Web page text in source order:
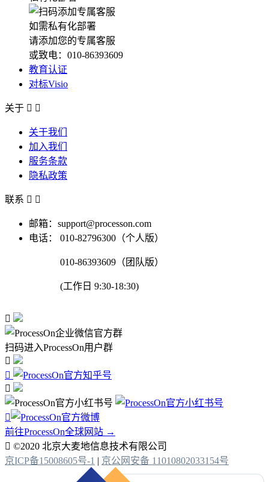
如需私有化部署
请添加您的专属客服
或致电：010-86393609
教育认证
对标Visio
关于  
关于我们
加入我们
服务条款
隐私政策
联系  
邮箱：support@processon.com
电话：
010-82796300（个人版）
010-86393609（团队版）
(工作日 9:30-18:30)

扫码进入ProcessOn用户群




前往ProcessOn全球网站 →
 ©2020 北京大麦地信息技术有限公司
京ICP备15008605号-1 | 京公网安备 11010802033154号